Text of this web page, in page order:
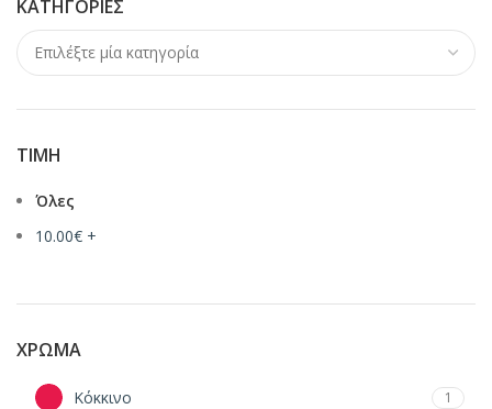
ΚΑΤΗΓΟΡΊΕΣ
ΤΙΜΉ
Όλες
10.00€ +
ΧΡΏΜΑ
Κόκκινο 1